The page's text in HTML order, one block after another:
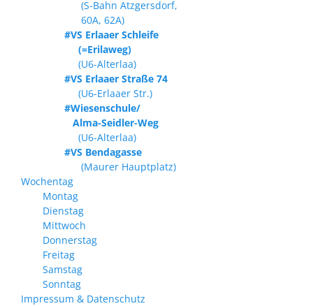
(S-Bahn Atzgersdorf,
60A, 62A)
#VS Erlaaer Schleife
(=Erilaweg)
(U6-Alterlaa)
#VS Erlaaer Straße 74
(U6-Erlaaer Str.)
#Wiesenschule/
Alma-Seidler-Weg
(U6-Alterlaa)
#VS Bendagasse
(Maurer Hauptplatz)
Wochentag
Montag
Dienstag
Mittwoch
Donnerstag
Freitag
Samstag
Sonntag
Impressum & Datenschutz